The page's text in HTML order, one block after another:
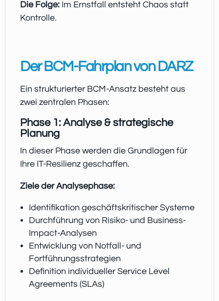
Die Folge: Im Ernstfall entsteht Chaos statt
Kontrolle.
Der BCM-Fahrplan von DARZ
Ein strukturierter BCM-Ansatz besteht aus
zwei zentralen Phasen:
Phase 1: Analyse & strategische
Planung
In dieser Phase werden die Grundlagen für
Ihre IT-Resilienz geschaffen.
Ziele der Analysephase:
Identifikation geschäftskritischer Systeme
Durchführung von Risiko- und Business-
Impact-Analysen
Entwicklung von Notfall- und
Fortführungsstrategien
Definition individueller Service Level
Agreements (SLAs)